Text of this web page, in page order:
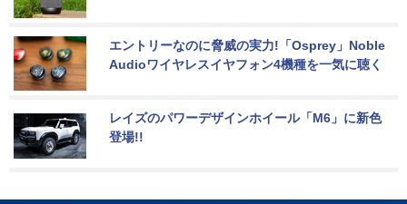
エントリーなのに脅威の実力!「Osprey」Noble
Audioワイヤレスイヤフォン4機種を一気に聴く
レイズのパワーデザインホイール「M6」に新色
登場!!